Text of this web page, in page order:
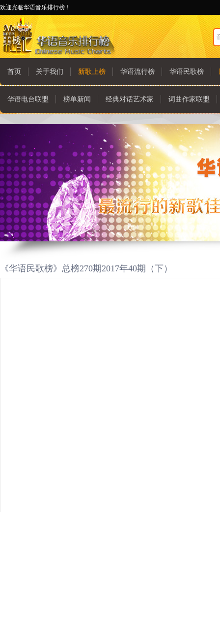
欢迎光临华语音乐排行榜！
首页 关于我们 新歌上榜 华语流行榜 华语民歌榜
华语电台联盟 榜单新闻 经典对话艺术家 词曲作家联盟
《华语民歌榜》总榜270期2017年40期（下）